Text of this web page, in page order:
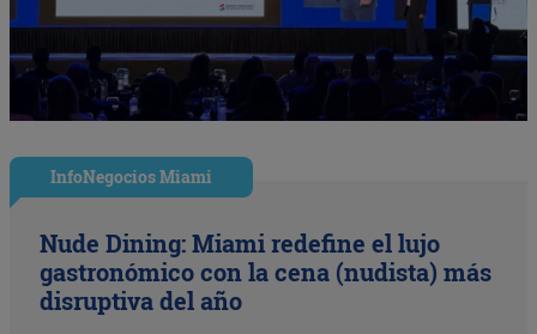
InfoNegocios Miami
Nude Dining: Miami redefine el lujo
gastronómico con la cena (nudista) más
disruptiva del año